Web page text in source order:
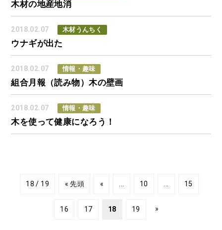
木材の地産地消
2018.02.07 木材うんちく
ウナギが出た
2018.02.07 情報・趣味
組合月報（読み物）木の壁画
2018.02.07 情報・趣味
木を使って健康になろう！
18 / 19 « 先頭 « ... 10 ... 15
16 17 18 19 »